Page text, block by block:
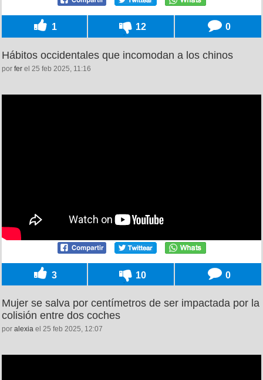
1 12 0
Hábitos occidentales que incomodan a los chinos
por fer el 25 feb 2025, 11:16
3 10 0
Mujer se salva por centímetros de ser impactada por la
colisión entre dos coches
por alexia el 25 feb 2025, 12:07